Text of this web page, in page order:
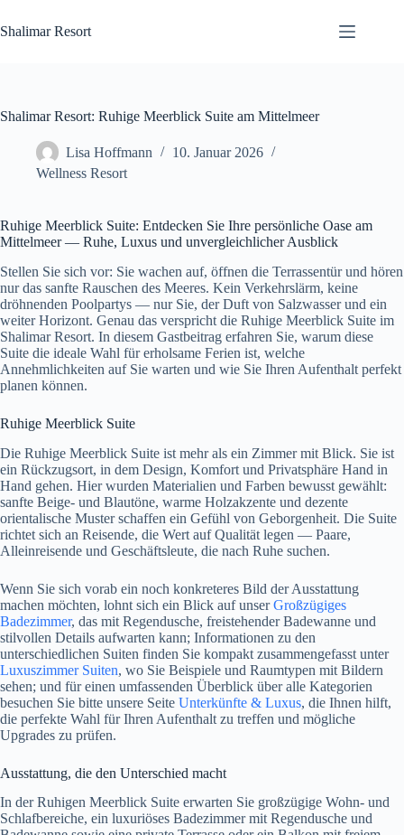
Inhalt
springen
Shalimar Resort
Shalimar Resort: Ruhige Meerblick Suite am Mittelmeer
Lisa Hoffmann
10. Januar 2026
Wellness Resort
Ruhige Meerblick Suite: Entdecken Sie Ihre persönliche Oase am
Mittelmeer — Ruhe, Luxus und unvergleichlicher Ausblick
Stellen Sie sich vor: Sie wachen auf, öffnen die Terrassentür und hören
nur das sanfte Rauschen des Meeres. Kein Verkehrslärm, keine
dröhnenden Poolpartys — nur Sie, der Duft von Salzwasser und ein
weiter Horizont. Genau das verspricht die Ruhige Meerblick Suite im
Shalimar Resort. In diesem Gastbeitrag erfahren Sie, warum diese
Suite die ideale Wahl für erholsame Ferien ist, welche
Annehmlichkeiten auf Sie warten und wie Sie Ihren Aufenthalt perfekt
planen können.
Ruhige Meerblick Suite
Die Ruhige Meerblick Suite ist mehr als ein Zimmer mit Blick. Sie ist
ein Rückzugsort, in dem Design, Komfort und Privatsphäre Hand in
Hand gehen. Hier wurden Materialien und Farben bewusst gewählt:
sanfte Beige- und Blautöne, warme Holzakzente und dezente
orientalische Muster schaffen ein Gefühl von Geborgenheit. Die Suite
richtet sich an Reisende, die Wert auf Qualität legen — Paare,
Alleinreisende und Geschäftsleute, die nach Ruhe suchen.
Wenn Sie sich vorab ein noch konkreteres Bild der Ausstattung
machen möchten, lohnt sich ein Blick auf unserGroßzügiges
Badezimmer, das mit Regendusche, freistehender Badewanne und
stilvollen Details aufwarten kann; Informationen zu den
unterschiedlichen Suiten finden Sie kompakt zusammengefasst unter
Luxuszimmer Suiten, wo Sie Beispiele und Raumtypen mit Bildern
sehen; und für einen umfassenden Überblick über alle Kategorien
besuchen Sie bitte unsere Seite Unterkünfte & Luxus, die Ihnen hilft,
die perfekte Wahl für Ihren Aufenthalt zu treffen und mögliche
Upgrades zu prüfen.
Ausstattung, die den Unterschied macht
In der Ruhigen Meerblick Suite erwarten Sie großzügige Wohn- und
Schlafbereiche, ein luxuriöses Badezimmer mit Regendusche und